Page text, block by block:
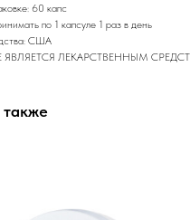
60 капс
по 1 капсуле 1 раз в день
США
ЯВЛЯЕТСЯ ЛЕКАРСТВЕННЫМ